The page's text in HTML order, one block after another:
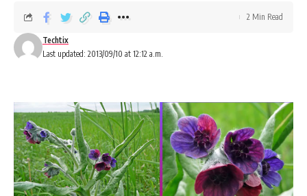
Last updated: 2013/09/10 at 12:12 a.m.
Techtix
2 Min Read